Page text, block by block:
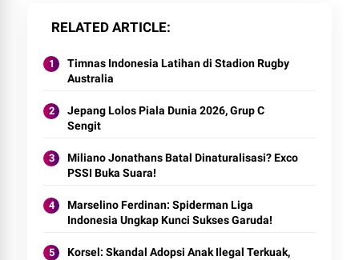
RELATED ARTICLE
Timnas Indonesia Latihan di Stadion Rugby
Australia
Jepang Lolos Piala Dunia 2026, Grup C
Sengit
Miliano Jonathans Batal Dinaturalisasi? Exco
PSSI Buka Suara!
Marselino Ferdinan: Spiderman Liga
Indonesia Ungkap Kunci Sukses Garuda!
Korsel: Skandal Adopsi Anak Ilegal Terkuak,